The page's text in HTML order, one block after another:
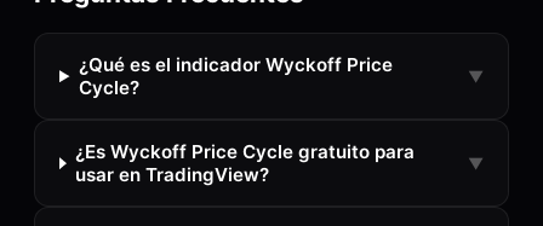
¿Qué es el indicador Wyckoff Price
Cycle?
▼
¿Es Wyckoff Price Cycle gratuito para
usar en TradingView?
▼